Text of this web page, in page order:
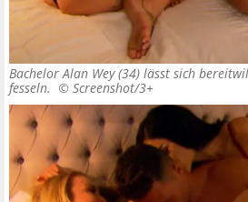
Bachelor Alan Wey (34) lässt sich
fesseln. © Screenshot/3+